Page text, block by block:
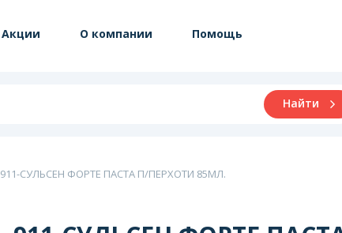
Акции О компании Помощь
Найти
911-СУЛЬСЕН ФОРТЕ ПАСТА П/ПЕРХОТИ 85МЛ.